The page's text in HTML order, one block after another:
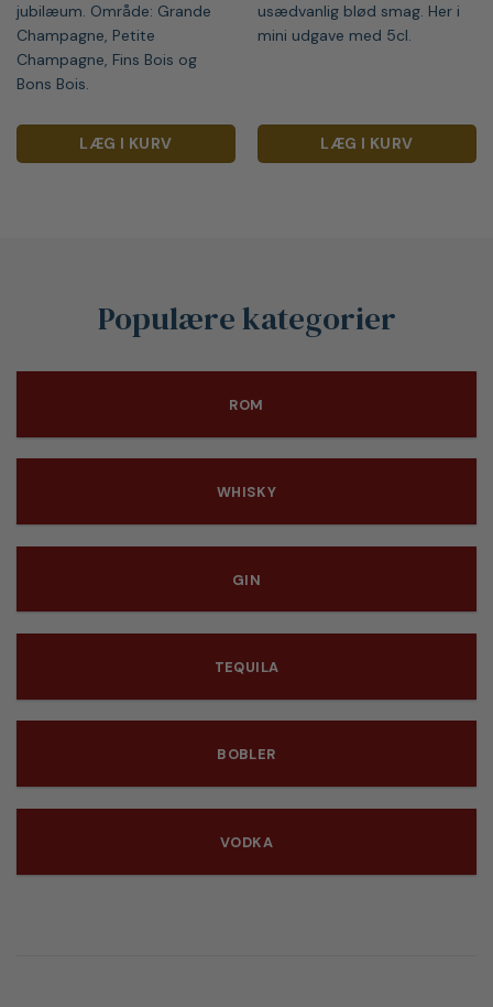
jubilæum. Område: Grande
Champagne, Petite
Champagne, Fins Bois og
Bons Bois.
LÆG I KURV
usædvanlig blød smag. Her i
mini udgave med 5cl.
LÆG I KURV
Populære kategorier
ROM
WHISKY
GIN
TEQUILA
BOBLER
VODKA